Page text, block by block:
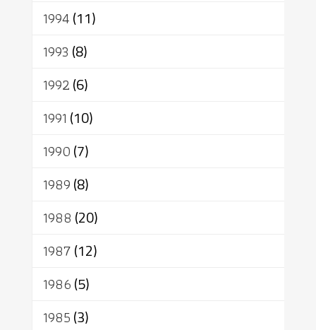
1994(11)
1993 (8)
1992(6)
1991 (10)
1990(7)
1989(8)
1988 (20)
1987(12)
1986(5)
1985(3)